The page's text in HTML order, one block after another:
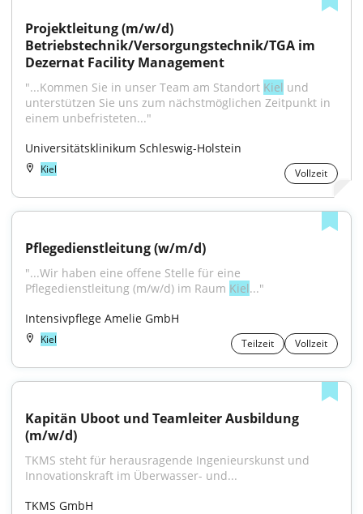
Projektleitung (m/w/d)
Betriebstechnik/Versorgungstechnik/TGA im
Dezernat Facility Management
"...Kommen Sie in unser Team am Standort Kiel und
unterstützen Sie uns zum nächstmöglichen Zeitpunkt in
einem unbefristeten..."
Universitätsklinikum Schleswig-Holstein
Kiel Vollzeit
Pflegedienstleitung (w/m/d)
"...Wir haben eine offene Stelle für eine
Pflegedienstleitung (m/w/d) im Raum Kiel..."
Intensivpflege Amelie GmbH
Kiel Teilzeit Vollzeit
Kapitän Uboot und Teamleiter Ausbildung
(m/w/d)
TKMS steht für herausragende Ingenieurskunst und
Innovationskraft im Überwasser- und...
TKMS GmbH